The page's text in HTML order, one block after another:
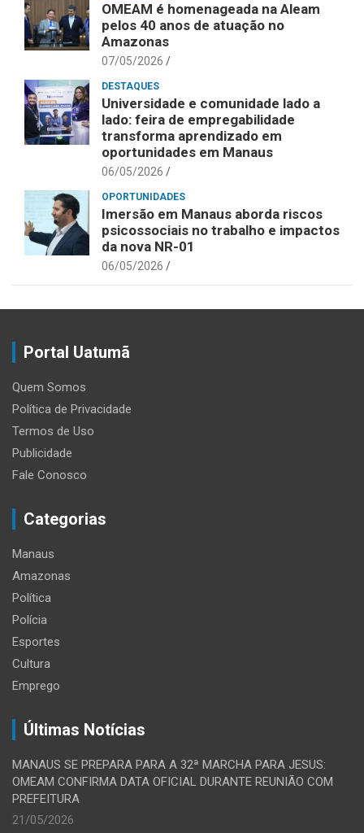
OMEAM é homenageada na Aleam
pelos 40 anos de atuação no
Amazonas
07/05/2026
DESTAQUES
Universidade e comunidade lado a
lado: feira de empregabilidade
transforma aprendizado em
oportunidades em Manaus
06/05/2026
OPORTUNIDADES
Imersão em Manaus aborda riscos
psicossociais no trabalho e impactos
da nova NR-01
06/05/2026
Portal Uatumã
Quem Somos
Política de Privacidade
Termos de Uso
Publicidade
Fale Conosco
Categorias
Manaus
Amazonas
Política
Polícia
Esportes
Cultura
Emprego
Últimas Notícias
MANAUS SE PREPARA PARA A 32ª MARCHA PARA JESUS:
OMEAM CONFIRMA DATA OFICIAL DURANTE REUNIÃO COM
PREFEITURA
21/05/2026